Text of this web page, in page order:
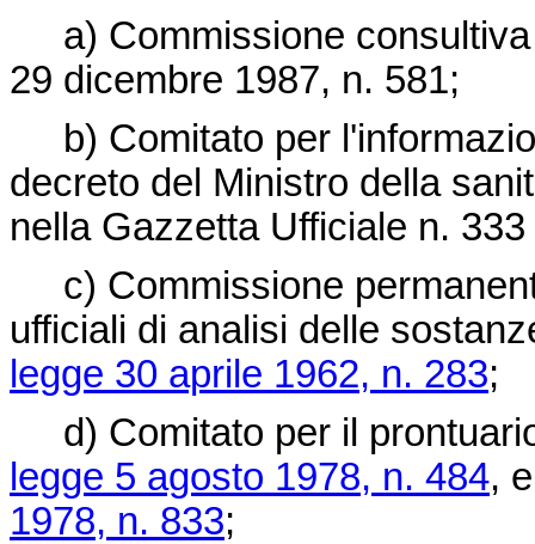
a) Commissione
29 dicembre 1987, n. 581;
b) Comitato per
decreto del Ministro della
nella Gazzetta Ufficiale n.
c) Commissione
ufficiali di analisi delle
legge 30 aprile 1962, n. 283;
d) Comitato per il
legge 5 agosto 1978, n. 484,
1978, n. 833;